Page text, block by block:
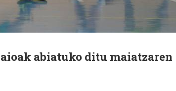
abiatuko ditu maiatzaren